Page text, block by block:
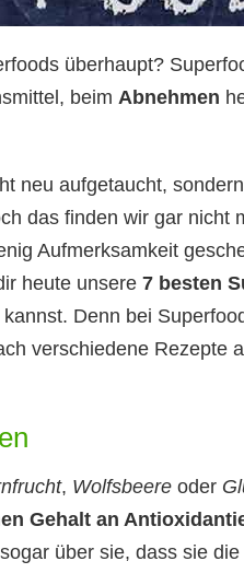
überhaupt?
beim Abnehmen
neu aufgetaucht,
das finden wir gar nicht
Aufmerksamkeit
heute unsere 7 besten
Denn bei
verschiedene Rezepte
, Wolfsbeereoder
Gehalt an
über sie, dass sie